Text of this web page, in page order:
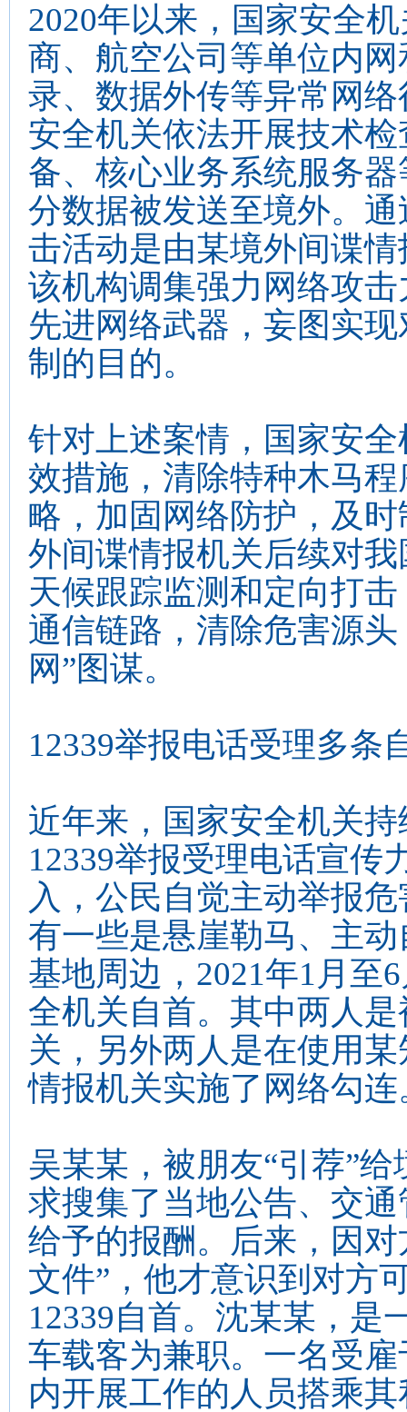
2020年以来，国家安全
商、航空公司等单位内
录、数据外传等异常网
安全机关依法开展技术
备、核心业务系统服务
分数据被发送至境外。
击活动是由某境外间谍
该机构调集强力网络攻
先进网络武器，妄图实
制的目的。
针对上述案情，国家安
效措施，清除特种木马
略，加固网络防护，及
外间谍情报机关后续对
天候跟踪监测和定向打
通信链路，清除危害源
网”图谋。
12339举报电话受理多条
近年来，国家安全机关
12339举报受理电话宣传
入，公民自觉主动举报
有一些是悬崖勒马、主
基地周边，2021年1月至
全机关自首。其中两人
关，另外两人是在使用
情报机关实施了网络勾连
吴某某，被朋友“引荐”
求搜集了当地公告、交
给予的报酬。后来，因
文件”，他才意识到对方
12339自首。沈某某，是
车载客为兼职。一名受
内开展工作的人员搭乘